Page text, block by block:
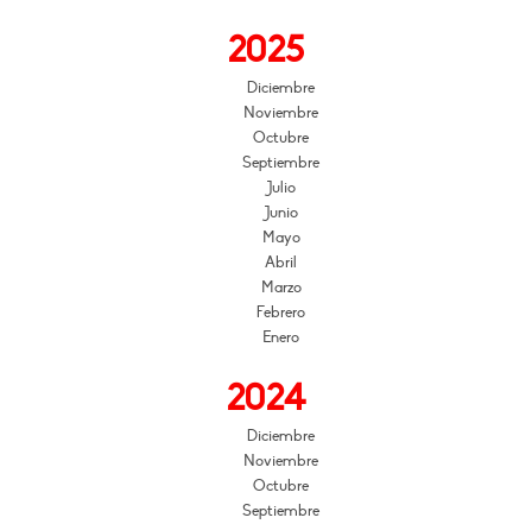
2025
Diciembre
Noviembre
Octubre
Septiembre
Julio
Junio
Mayo
Abril
Marzo
Febrero
Enero
2024
Diciembre
Noviembre
Octubre
Septiembre